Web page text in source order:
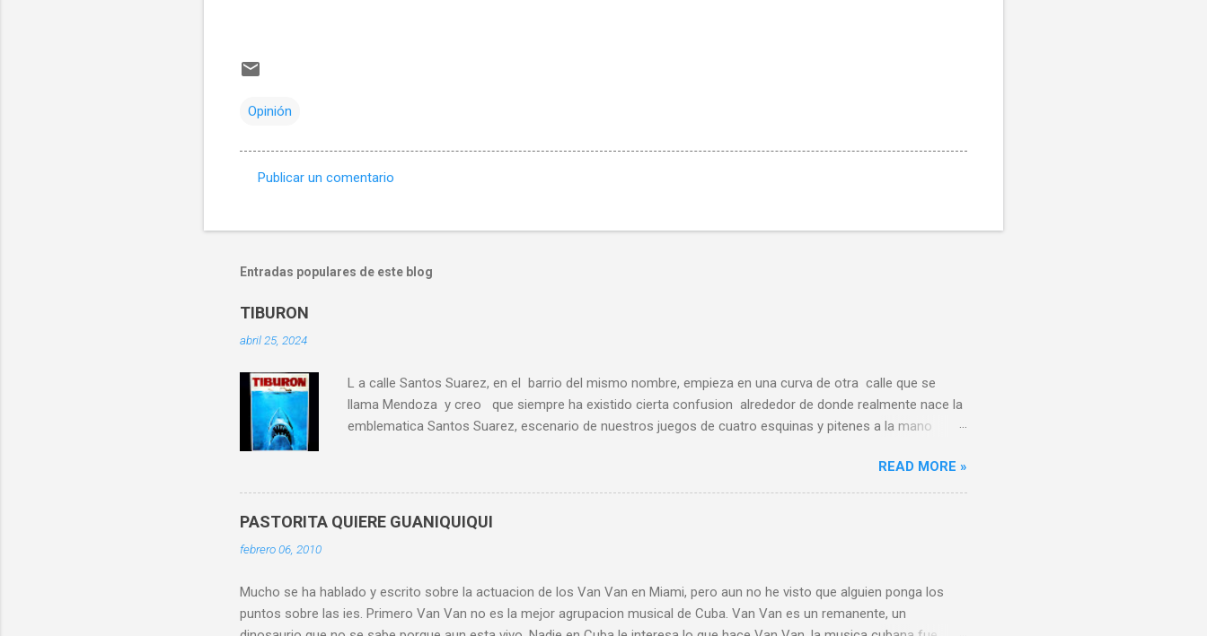
Opinión
e
t
a
r
i
o
s
Publicar un comentario
Entradas populares de este blog
TIBURON
abril 25, 2024
L a calle Santos Suarez, en el barrio del mismo nombre, empieza en una curva de otra calle que se
llama Mendoza y creo que siempre ha existido cierta confusion alrededor de donde realmente nace la
emblematica Santos Suarez, escenario de nuestros juegos de cuatro esquinas y pitenes a la mano
ferreteria. Despues de Serrano las citadas rutas de guagua tenian una parada en la esquina de Santos
Suarez y 10 de Octubre donde estaban Pizzeria Sorrento y el cine Apolo. El cine Apolo era uno entre
tantos que tenia mi barrio: Alameda, Moderno, Florida, Santos Suarez, Mara, Los Angeles, Santa Catalina,
y otros que escapan de mi memoria. Hoy esta convertido en un parqueo de carros sin techo, destruido
READ MORE »
PASTORITA QUIERE GUANIQUIQUI
febrero 06, 2010
Mucho se ha hablado y escrito sobre la actuacion de los Van Van en Miami, pero aun no he visto que alguien ponga los
puntos sobre las ies. Primero Van Van no es la mejor agrupacion musical de Cuba. Van Van es un remanente, un